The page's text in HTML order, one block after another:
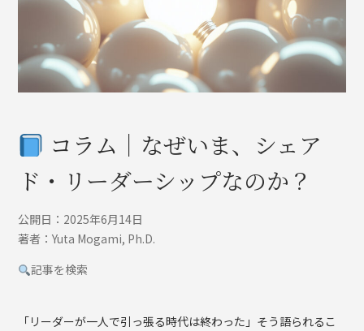
コラム｜なぜいま、シェア
ド・リーダーシップなのか？
公開日：2025年6月14日
著者：Yuta Mogami, Ph.D.
記事を検索
「リーダーが一人で引っ張る時代は終わった」そう語られるこ